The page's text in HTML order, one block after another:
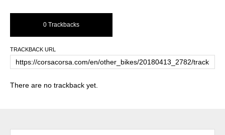
0 Trackbacks
TRACKBACK URL
There are no trackback yet.